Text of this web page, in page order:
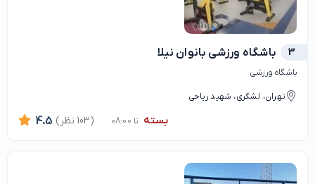
3 باشگاه ورزشی بانوان نیلا
باشگاه ورزشی
تهران، لشگری، شهید ریاحی
بسته تا 08:00 4.5 (103 نظر)